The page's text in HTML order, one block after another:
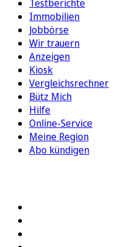
Testberichte
Immobilien
Jobbörse
Wir trauern
Anzeigen
Kiosk
Vergleichsrechner
Bütz Mich
Hilfe
Online-Service
Meine Region
Abo kündigen